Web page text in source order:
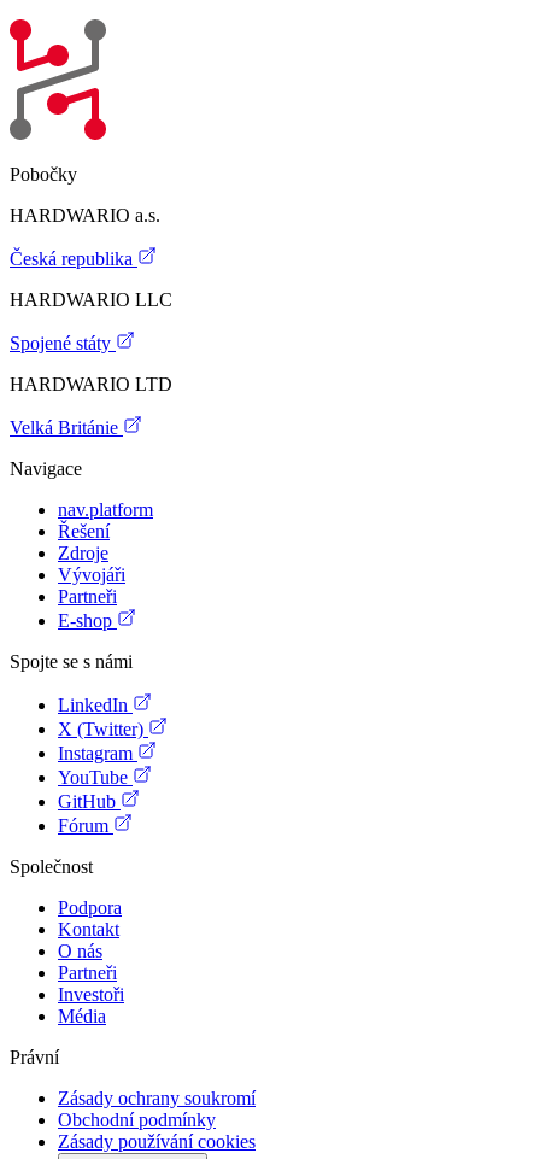
Pobočky
HARDWARIO a.s.
Česká republika
HARDWARIO LLC
Spojené státy
HARDWARIO LTD
Velká Británie
Navigace
nav.platform
Řešení
Zdroje
Vývojáři
Partneři
E-shop
Spojte se s námi
LinkedIn
X (Twitter)
Instagram
YouTube
GitHub
Fórum
Společnost
Podpora
Kontakt
O nás
Partneři
Investoři
Média
Právní
Zásady ochrany soukromí
Obchodní podmínky
Zásady používání cookies